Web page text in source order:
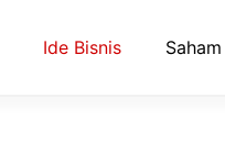
Ide Bisnis Saham